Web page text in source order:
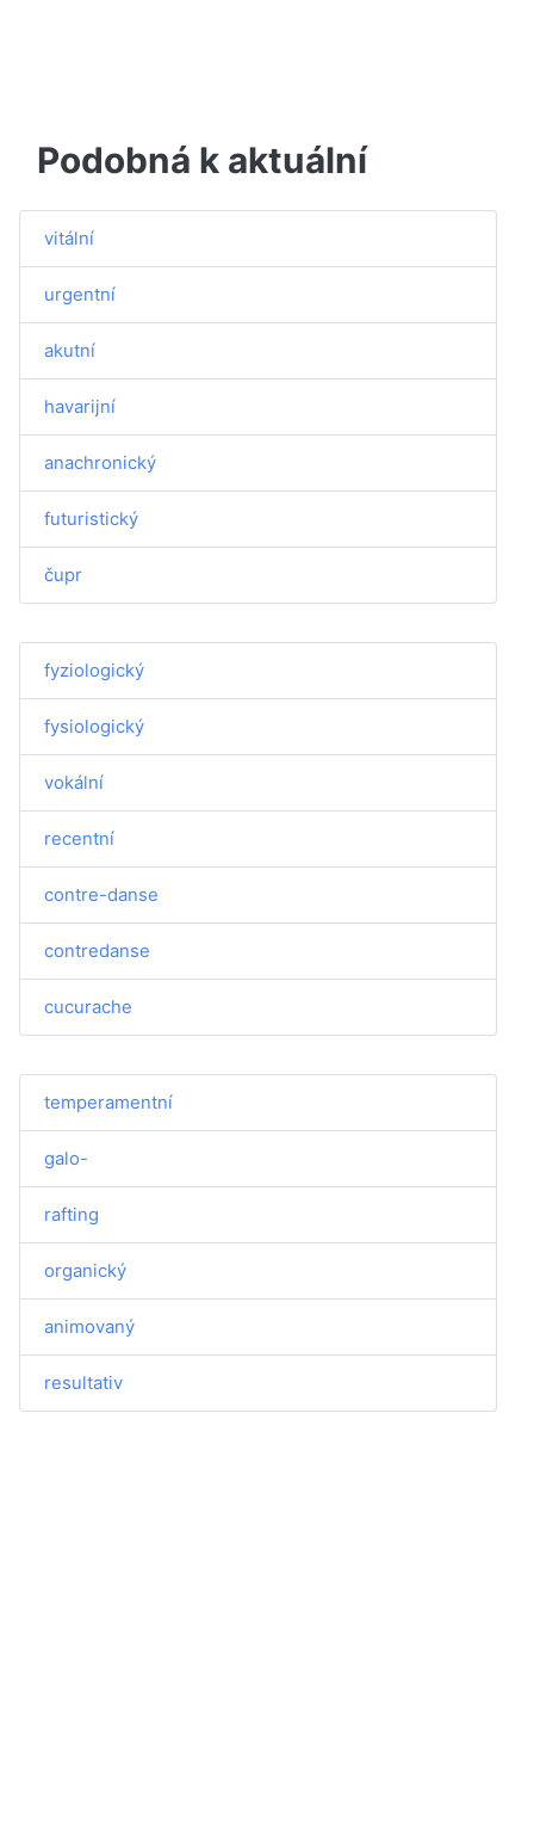
Podobná k aktuální
vitální
urgentní
akutní
havarijní
anachronický
futuristický
čupr
fyziologický
fysiologický
vokální
recentní
contre-danse
contredanse
cucurache
temperamentní
galo-
rafting
organický
animovaný
resultativ